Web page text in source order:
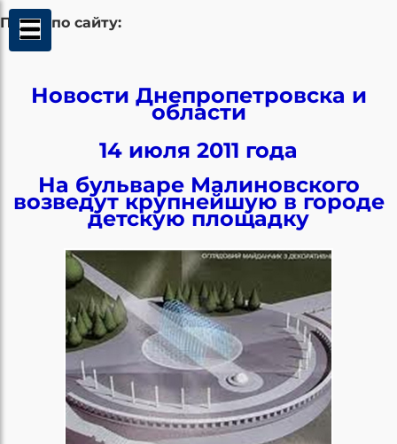
Поиск по сайту:
Новости Днепропетровска и
области
14 июля 2011 года
На бульваре Малиновского
возведут крупнейшую в городе
детскую площадку